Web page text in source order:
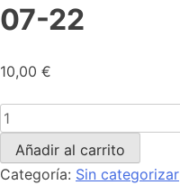
07-22
10,00 €
Añadir al carrito
Categoría: Sin categorizar